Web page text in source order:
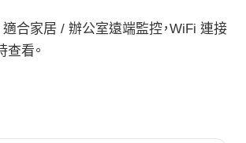
適合家居 / 辦公室遠端監控，WiFi 連接
看。